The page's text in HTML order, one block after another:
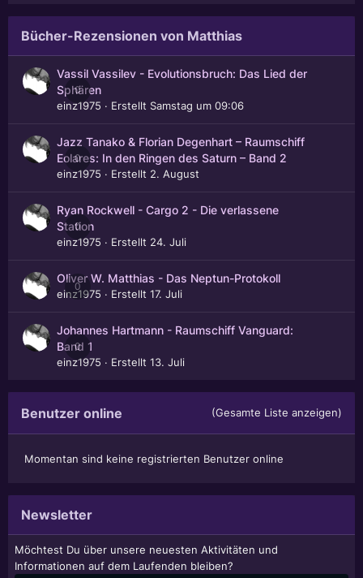
Bücher-Rezensionen von Matthias
0
Vassil Vassilev - Evolutionsbruch: Das Lied der
Sphären
einz1975 · Erstellt Samstag um 09:06
0
Jazz Tanako & Florian Degenhart – Raumschiff
Eolares: In den Ringen des Saturn – Band 2
einz1975 · Erstellt 2. August
0
Ryan Rockwell - Cargo 2 - Die verlassene
Station
einz1975 · Erstellt 24. Juli
0
Oliver W. Matthias - Das Neptun-Protokoll
einz1975 · Erstellt 17. Juli
0
Johannes Hartmann - Raumschiff Vanguard:
Band 1
einz1975 · Erstellt 13. Juli
Benutzer online (Gesamte Liste anzeigen)
Momentan sind keine registrierten Benutzer online
Newsletter
Möchtest Du über unsere neuesten Aktivitäten und
Informationen auf dem Laufenden bleiben?